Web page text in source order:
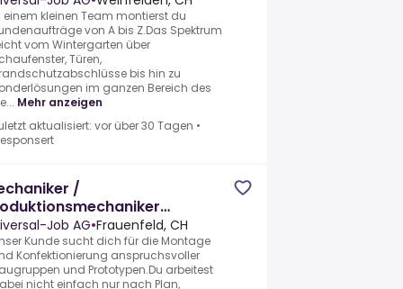
einem kleinen Team montierst du
von A bis Z.Das Spektrum
vom Wintergarten über
Türen,
bis hin zu
im ganzen Bereich des
Mehr anzeigen
aktualisiert: vor über 30 Tagen •
/
und
100% (m/w/d)
Job AG•Frauenfeld, CH
Kunde sucht dich für die Montage
Konfektionierung anspruchsvoller
und Prototypen.Du arbeitest
nicht einfach nur nach Plan,